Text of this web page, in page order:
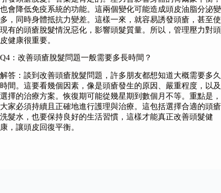
也會降低免疫系統的功能。這兩個變化可能造成頭皮油脂分泌變
多，同時身體抵抗力變差。這樣一來，就容易誘發頭瘡，甚至使
現有的頭瘡脫髮情況惡化，影響頭髮質量。所以，管理壓力對頭
皮健康很重要。
Q4：改善頭瘡脫髮問題一般需要多長時間？
解答：談到改善頭瘡脫髮問題，許多朋友都想知道大概需要多久
時間。這要看幾個因素，像是頭瘡發生的原因、嚴重程度，以及
選擇的治療方案。恢復期可能從幾星期到數個月不等。重點是，
大家必須持續且正確地進行護理與治療。這包括選擇合適的頭瘡
洗髮水，也要保持良好的生活習慣，這樣才能真正改善頭髮健
康，讓頭皮回復平衡。